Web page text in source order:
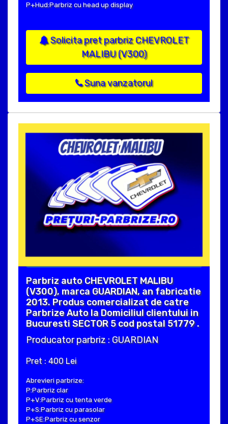
P+Hud:Parbriz cu head up display
Solicita pret parbriz CHEVROLET
MALIBU (V300)
Suna vanzatorul
Parbriz auto CHEVROLET MALIBU
(V300), marca GUARDIAN, an fabricatie
2013. Produs comercializat de catre
Parbrize Auto la Domiciliul clientului in
Bucuresti SECTOR 5 cod postal 51779 .
Producator parbriz : GUARDIAN
Pret : 400 Lei
Abrevieri parbrize:
P:Parbriz clar
P+V:Parbriz cu tenta verde
P+S:Parbriz cu parasolar
P+SE:Parbriz cu senzor